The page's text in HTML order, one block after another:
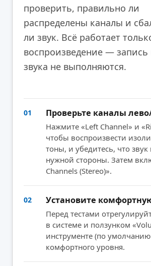
проверить, правильно ли
распределены каналы и
ли звук. Всё работает
воспроизведение — запись
звука не выполняются.
01 Проверьте каналы
Нажмите «Left Channel» и
чтобы воспроизвести
тоны, и убедитесь, что звук
нужной стороны. Затем
Channels (Stereo)».
02 Установите
Перед тестами
в системе и ползунком
инструменте (по
комфортного уровня.